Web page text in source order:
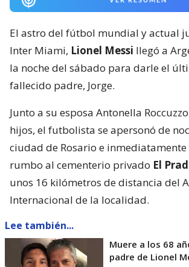
El astro del fútbol mundial y actual
Inter Miami, Lionel Messi llegó a
la noche del sábado para darle el
fallecido padre, Jorge.
Junto a su esposa Antonella
hijos, el futbolista se apersonó de
ciudad de Rosario e
rumbo al cementerio privado El
unos 16 kilómetros de distancia del
Internacional de la localidad.
Lee también...
Muere a los 68
padre de Lionel